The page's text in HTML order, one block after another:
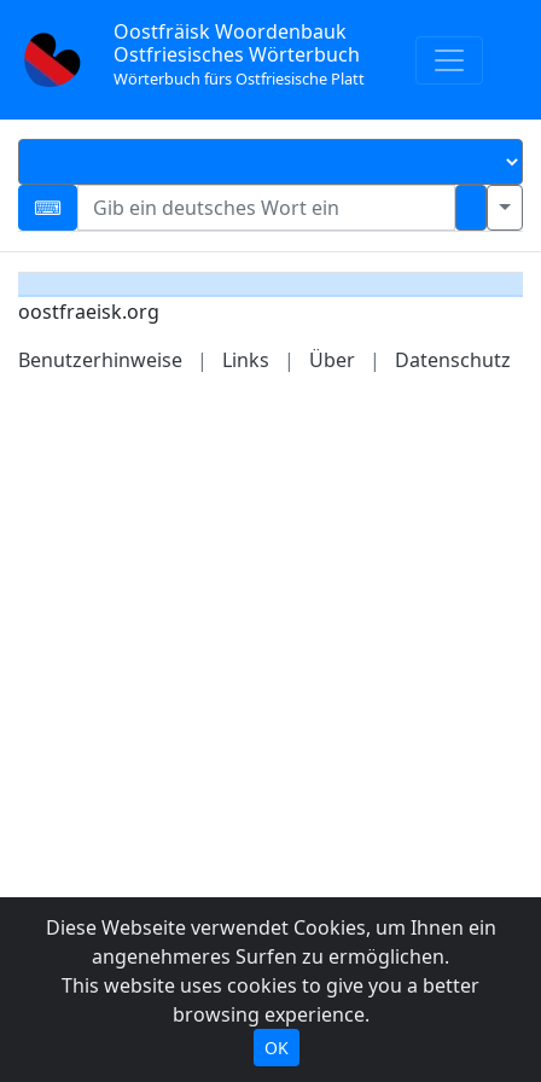
Oostfräisk Woordenbauk
Ostfriesisches Wörterbuch
Wörterbuch fürs Ostfriesische Platt
oostfraeisk.org
Benutzerhinweise
| Links | Über | Datenschutz
Diese Webseite verwendet Cookies, um Ihnen ein
angenehmeres Surfen zu ermöglichen.
This website uses cookies to give you a better
browsing experience.
OK